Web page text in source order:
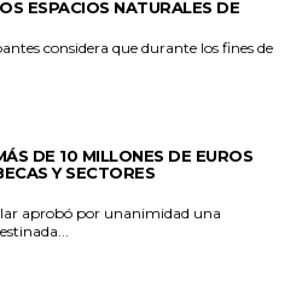
ESPACIOS NATURALES DE
considera que durante los fines de
DE 10 MILLONES DE EUROS
Y SECTORES
aprobó por unanimidad una